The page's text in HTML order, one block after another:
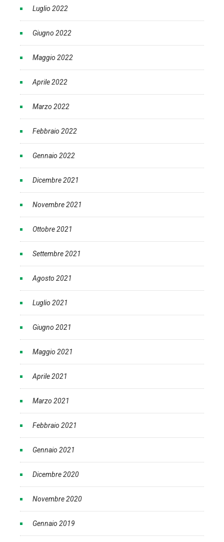
Luglio 2022
Giugno 2022
Maggio 2022
Aprile 2022
Marzo 2022
Febbraio 2022
Gennaio 2022
Dicembre 2021
Novembre 2021
Ottobre 2021
Settembre 2021
Agosto 2021
Luglio 2021
Giugno 2021
Maggio 2021
Aprile 2021
Marzo 2021
Febbraio 2021
Gennaio 2021
Dicembre 2020
Novembre 2020
Gennaio 2019